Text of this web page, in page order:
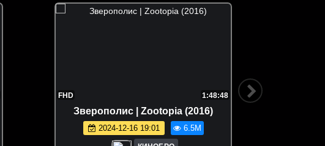
FHD 1:48:48
Зверополис | Zootopia (2016)
2024-12-16 19:01 6.5M